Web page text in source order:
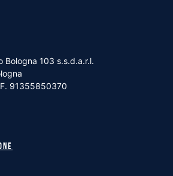
Bologna 103 s.s.d.a.r.l.
91355850370